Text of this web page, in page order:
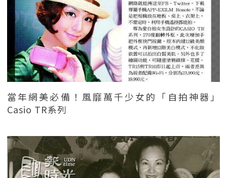
當年網美必備！風靡萬千少女的「自拍神器」
Casio TR系列